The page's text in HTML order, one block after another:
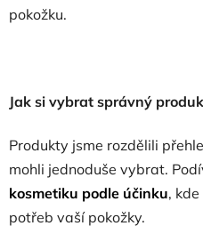
pokožku.
Jak si vybrat správný
Produkty jsme rozdělili
mohli jednoduše vybrat.
kosmetiku podle účinku,
potřeb vaší pokožky.